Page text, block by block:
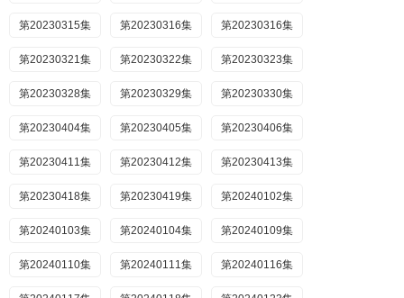
第20230315集 第20230316集 第20230316集
第20230321集 第20230322集 第20230323集
第20230328集 第20230329集 第20230330集
第20230404集 第20230405集 第20230406集
第20230411集 第20230412集 第20230413集
第20230418集 第20230419集 第20240102集
第20240103集 第20240104集 第20240109集
第20240110集 第20240111集 第20240116集